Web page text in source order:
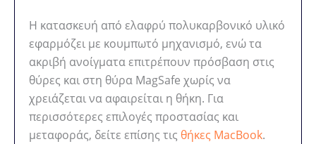
Η κατασκευή από ελαφρύ πολυκαρβονικό υλικό
εφαρμόζει με κουμπωτό μηχανισμό, ενώ τα
ακριβή ανοίγματα επιτρέπουν πρόσβαση στις
θύρες και στη θύρα MagSafe χωρίς να
χρειάζεται να αφαιρείται η θήκη. Για
περισσότερες επιλογές προστασίας και
μεταφοράς, δείτε επίσης τις θήκες MacBook.